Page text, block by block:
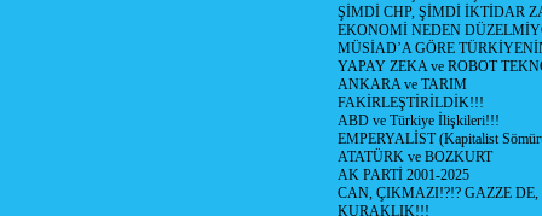
ŞİMDİ CHP, ŞİMDİ İKTİDAR
EKONOMİ NEDEN
MÜSİAD’A GÖRE
YAPAY ZEKA ve ROBOT
ANKARA ve TARIM
FAKİRLEŞTİRİLDİK!!!
ABD ve Türkiye İlişkileri!!!
EMPERYALİST (Kapitalist
ATATÜRK ve BOZKURT
AK PARTİ 2001-2025
CAN, ÇIKMAZI!?!? GAZZE
KURAKLIK!!!